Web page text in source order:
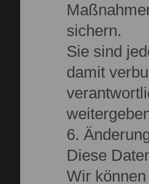
sichern.
Sie sind
damit
6.
Diese
Wir